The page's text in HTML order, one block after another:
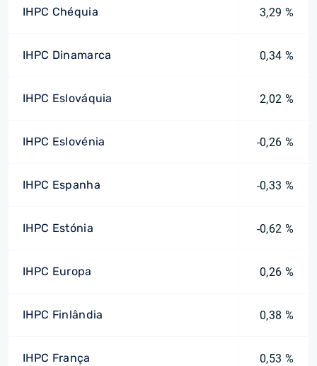
IHPC Chéquia 3,29 %
IHPC Dinamarca 0,34 %
IHPC Eslováquia 2,02 %
IHPC Eslovénia -0,26 %
IHPC Espanha -0,33 %
IHPC Estónia -0,62 %
IHPC Europa 0,26 %
IHPC Finlândia 0,38 %
IHPC França 0,53 %